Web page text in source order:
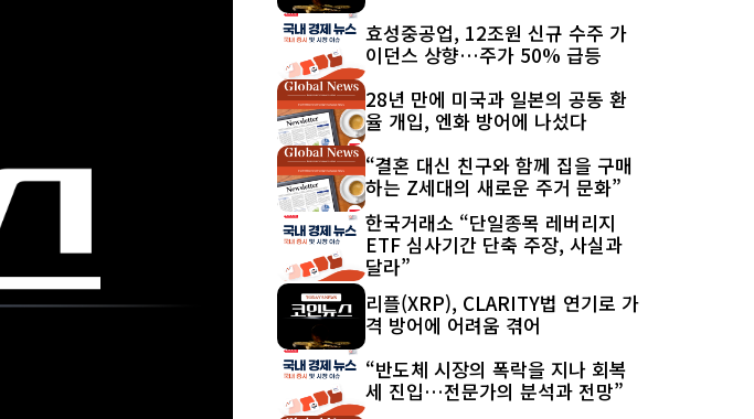
효성중공업, 12조원 신규 수주 가
이던스 상향…주가 50% 급등
28년 만에 미국과 일본의 공동 환
율 개입, 엔화 방어에 나섰다
“결혼 대신 친구와 함께 집을 구매
하는 Z세대의 새로운 주거 문화”
한국거래소 “단일종목 레버리지
ETF 심사기간 단축 주장, 사실과
달라”
리플(XRP), CLARITY법 연기로 가
격 방어에 어려움 겪어
“반도체 시장의 폭락을 지나 회복
세 진입…전문가의 분석과 전망”